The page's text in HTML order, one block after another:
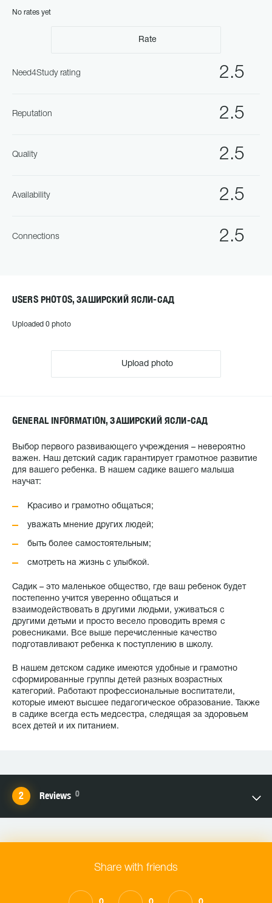
No rates yet
Rate
2.5
Need4Study rating
2.5
Reputation
2.5
Quality
2.5
Availability
2.5
Connections
USERS PHOTOS, ЗАШИРСКИЙ ЯСЛИ-САД
Uploaded 0 photo
Upload photo
GENERAL INFORMATION, ЗАШИРСКИЙ ЯСЛИ-САД
Выбор первого развивающего учреждения – невероятно
важен. Наш детский садик гарантирует грамотное развитие
для вашего ребенка. В нашем садике вашего малыша
научат:
Красиво и грамотно общаться;
уважать мнение других людей;
быть более самостоятельным;
смотреть на жизнь с улыбкой.
Садик – это маленькое общество, где ваш ребенок будет
постепенно учится уверенно общаться и
взаимодействовать в другими людьми, уживаться с
другими детьми и просто весело проводить время с
ровесниками. Все выше перечисленные качество
подготавливают ребенка к поступлению в школу.
В нашем детском садике имеются удобные и грамотно
сформированные группы детей разных возрастных
категорий. Работают профессиональные воспитатели,
которые имеют высшее педагогическое образование. Также
в садике всегда есть медсестра, следящая за здоровьем
всех детей и их питанием.
Reviews 0
Share with friends